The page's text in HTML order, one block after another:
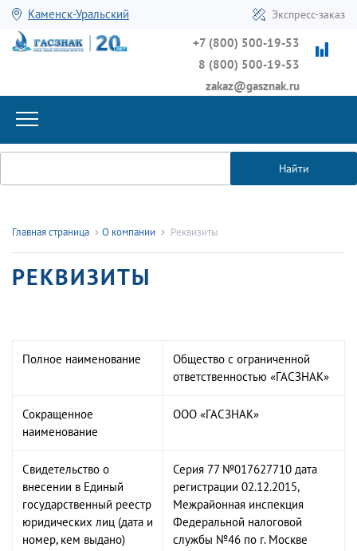
Каменск-Уральский Экспресс-заказ
+7 (800) 500-19-53
8 (800) 500-19-53
zakaz@gasznak.ru
Найти
Главная страница О компании Реквизиты
РЕКВИЗИТЫ
Полное наименование
Общество с ограниченной
ответственностью «ГАСЗНАК»
Сокращенное
наименование
ООО «ГАСЗНАК»
Свидетельство о
внесении в Единый
государственный реестр
юридических лиц (дата и
номер, кем выдано)
Серия 77 №017627710 дата
регистрации 02.12.2015,
Межрайонная инспекция
Федеральной налоговой
службы №46 по г. Москве